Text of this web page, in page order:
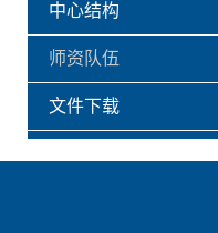
中心结构
师资队伍
文件下载